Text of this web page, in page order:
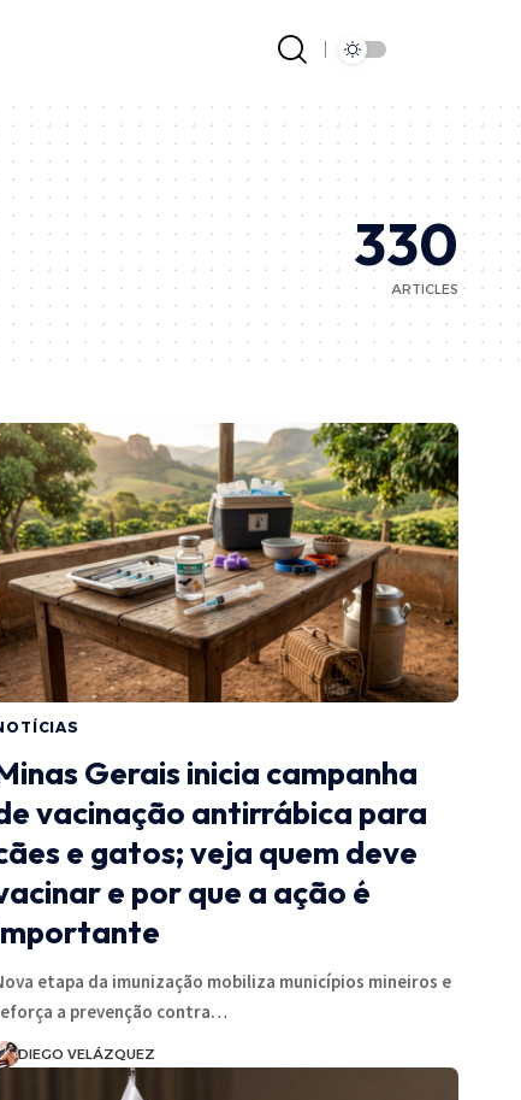
330
ARTICLES
Gerais inicia campanha
vacinação antirrábica para
e gatos; veja quem deve
e por que a ação é
etapa da imunização mobiliza municípios mineiros e
a prevenção contra…
DIEGO VELÁZQUEZ